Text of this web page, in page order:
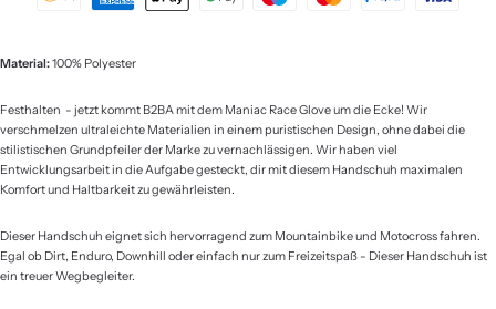
Material:100% Polyester
Festhalten - jetzt kommt B2BA mit dem Maniac Race Glove um die Ecke! Wir
verschmelzen ultraleichte Materialien in einem puristischen Design, ohne dabei die
stilistischen Grundpfeiler der Marke zu vernachlässigen. Wir haben viel
Entwicklungsarbeit in die Aufgabe gesteckt, dir mit diesem Handschuh maximalen
Komfort und Haltbarkeit zu gewährleisten.
Dieser Handschuh eignet sich hervorragend zum Mountainbike und Motocross fahren.
Egal ob Dirt, Enduro, Downhill oder einfach nur zum Freizeitspaß - Dieser Handschuh ist
ein treuer Wegbegleiter.